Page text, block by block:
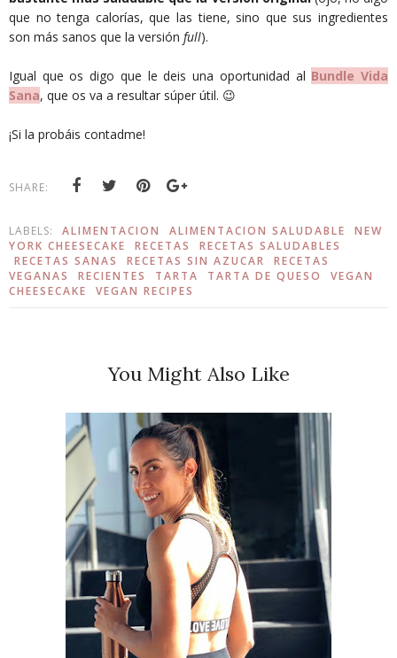
que no tenga calorías, que las tiene, sino que sus ingredientes
son más sanos que la versión full).
Igual que os digo que le deis una oportunidad al Bundle Vida
Sana, que os va a resultar súper útil. 😉
¡Si la probáis contadme!
SHARE:
LABELS: ALIMENTACION ALIMENTACION SALUDABLE
NEW
YORK CHEESECAKE
RECETAS
RECETAS SALUDABLES
RECETAS SANAS
RECETAS SIN AZUCAR
RECETAS
VEGANAS
RECIENTES TARTA TARTA DE QUESO
VEGAN
CHEESECAKE
VEGAN RECIPES
You Might Also Like